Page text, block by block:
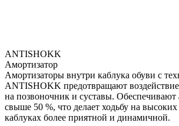
ANTISHOKK
Амортизатор
Амортизаторы внутри каблука обуви с
ANTISHOKK предотвращают
на позвоночник и суставы.
свыше 50 %, что делает ходьбу на
каблуках более приятной и динамичной.